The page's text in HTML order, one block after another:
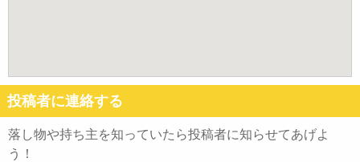
投稿者に連絡する
落し物や持ち主を知っていたら投稿者に知らせてあげよ
う！